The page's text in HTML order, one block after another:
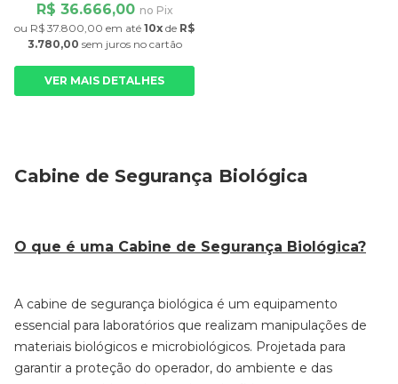
R$ 36.666,00 no Pix
ou R$ 37.800,00 em até 10x de R$
3.780,00 sem jurosno cartão
VER MAIS DETALHES
Cabine de Segurança Biológica
O que é uma Cabine de Segurança Biológica?
A cabine de segurança biológica é um equipamento
essencial para laboratórios que realizam manipulações de
materiais biológicos e microbiológicos. Projetada para
garantir a proteção do operador, do ambiente e das